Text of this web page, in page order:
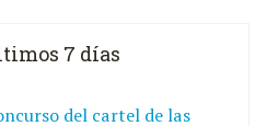
7 días
del cartel de las